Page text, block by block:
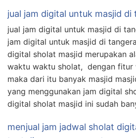
jual jam digital untuk masjid
jual jam digital untuk masjid di
jam digital untuk masjid di
digital sholat masjid merupakan
waktu waktu sholat, dengan fitur
maka dari itu banyak masjid
yang menggunakan jam digital
digital sholat masjid ini sudah
menjual jam jadwal sholat